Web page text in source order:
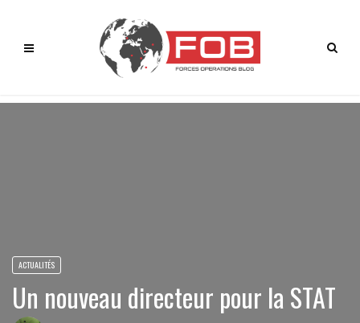
ACTUALITÉS
Un nouveau directeur pour la STAT